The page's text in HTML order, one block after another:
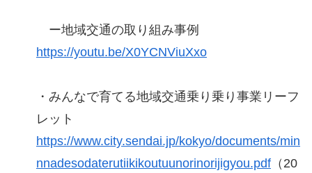
ー地域交通の取り組み事例
https://youtu.be/X0YCNViuXxo
・みんなで育てる地域交通乗り乗り事業リーフ
レット
https://www.city.sendai.jp/kokyo/documents/min
nnadesodaterutiikikoutuunorinorijigyou.pdf （20